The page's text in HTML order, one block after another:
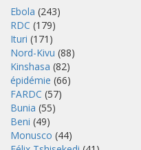
Ebola (243)
RDC (179)
Ituri (171)
Nord-Kivu (88)
Kinshasa (82)
épidémie (66)
FARDC (57)
Bunia (55)
Beni (49)
Monusco (44)